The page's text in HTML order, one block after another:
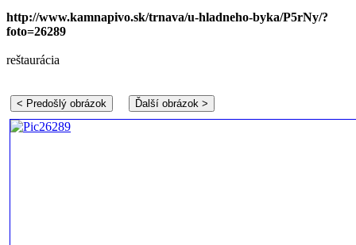
http://www.kamnapivo.sk/trnava/u-hladneho-byka/P5rNy/?
foto=26289
reštaurácia